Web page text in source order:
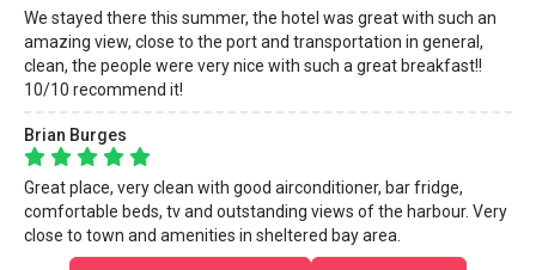
We stayed there this summer, the hotel was great with such an
amazing view, close to the port and transportation in general,
clean, the people were very nice with such a great breakfast!!
10/10 recommend it!
Brian Burges
Great place, very clean with good airconditioner, bar fridge,
comfortable beds, tv and outstanding views of the harbour. Very
close to town and amenities in sheltered bay area.